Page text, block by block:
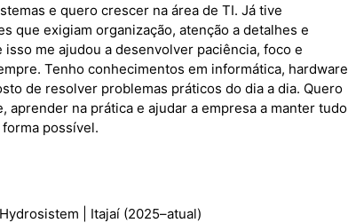
e quero crescer na área de TI. Já tive
que exigiam organização, atenção a detalhes e
isso me ajudou a desenvolver paciência, foco e
Tenho conhecimentos em informática, hardware
de resolver problemas práticos do dia a dia. Quero
aprender na prática e ajudar a empresa a manter tudo
possível.
| Itajaí (2025–atual)